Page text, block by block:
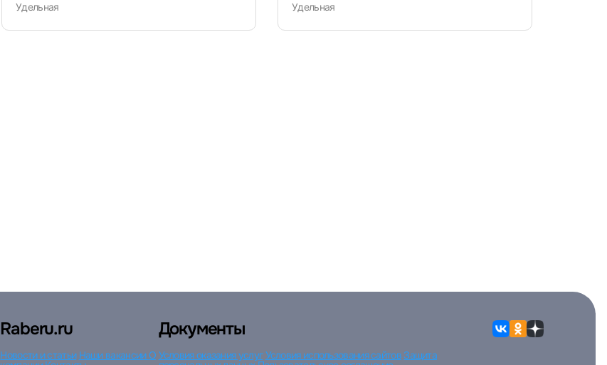
Курган
или любым удобным способом
Удельная Удельная
Raberu.ru
Новости и статьи Наши вакансииО
Документы
Условия оказания услуг Условия использования сайтов Защита